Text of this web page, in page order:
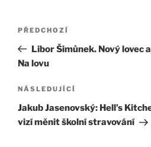
Navigace
příspěvek
Předchozí
příspěvek
PŘEDCHOZÍ
Libor Šimůnek. Nový lovec
Na lovu
Následující
příspěvek
NÁSLEDUJÍCÍ
Jakub Jasenovský: Hell’s
vizí měnit školní stravování